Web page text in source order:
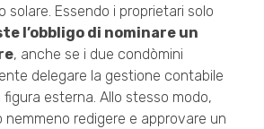
solare. Essendo i proprietari solo
l’obbligo di nominare un
, anche se i due condòmini
delegare la gestione contabile
figura esterna. Allo stesso modo,
nemmeno redigere e approvare un